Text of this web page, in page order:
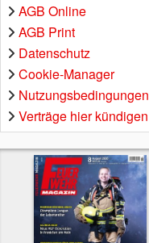
AGB Online
AGB Print
Datenschutz
Cookie-Manager
Nutzungsbedingungen
Verträge hier kündigen